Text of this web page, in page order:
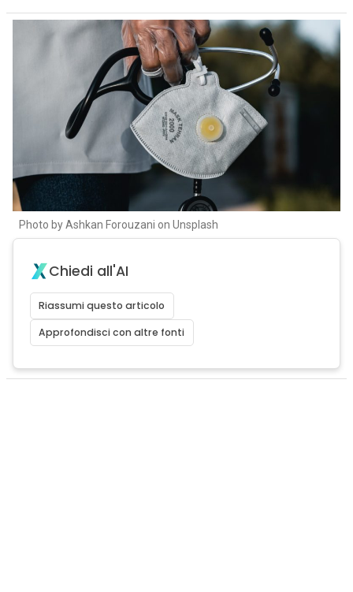
Photo by Ashkan Forouzani on Unsplash
Chiedi all'AI
Riassumi questo articolo
Approfondisci con altre fonti